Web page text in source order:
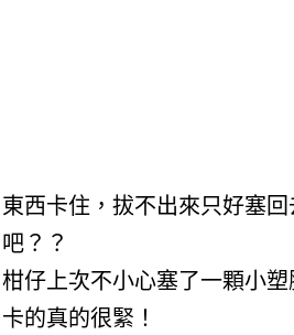
東西卡住，拔不出來只好塞
吧？？
柑仔上次不小心塞了一顆小
卡的真的很緊！